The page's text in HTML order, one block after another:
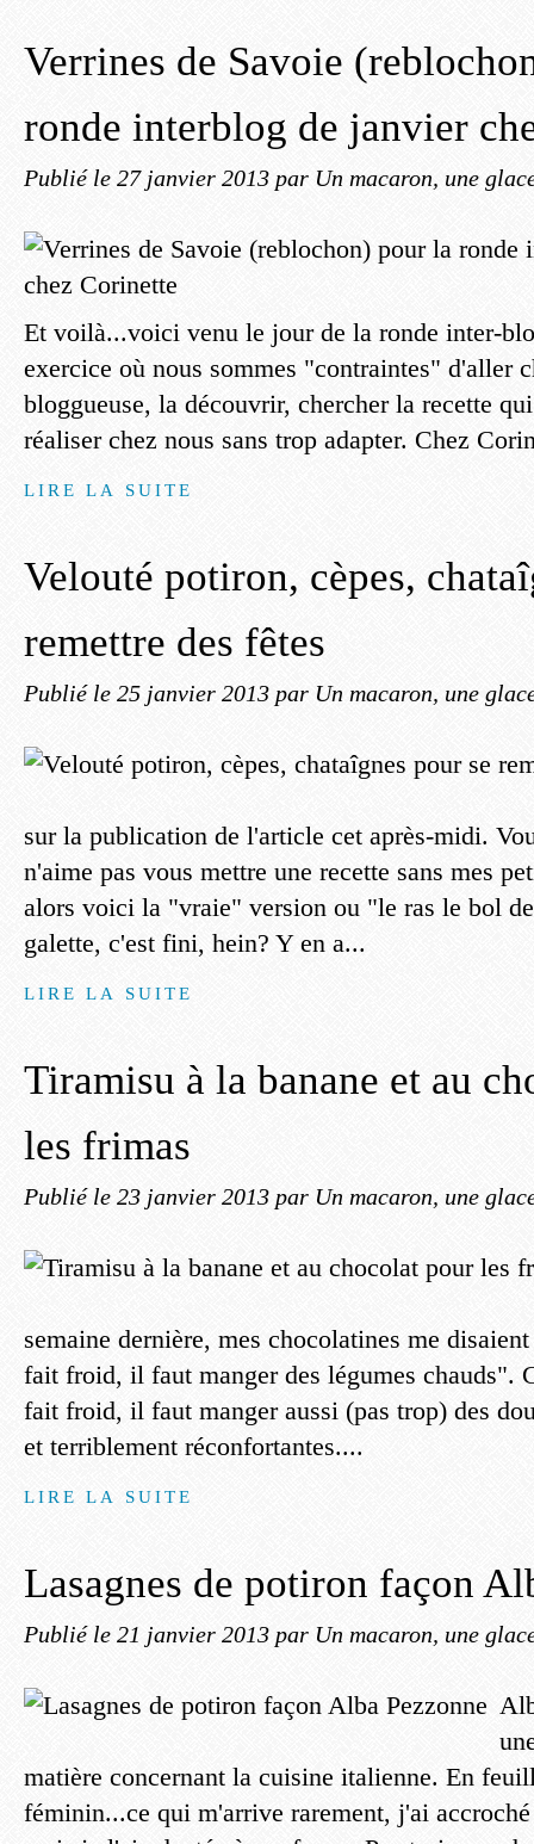
Verrines de Savoie
ronde interblog de janvier
Publié le 27 janvier 2013 par Un macaron, une
Et voilà...voici venu le jour de la ronde inter-
exercice où nous sommes "contraintes" d'aller
bloggueuse, la découvrir, chercher la recette
réaliser chez nous sans trop adapter. Chez
LIRE LA SUITE
Velouté potiron, cèpes,
remettre des fêtes
Publié le 25 janvier 2013 par Un macaron, une
sur la publication de l'article cet après-midi.
n'aime pas vous mettre une recette sans mes
alors voici la "vraie" version ou "le ras le bol
galette, c'est fini, hein? Y en a...
LIRE LA SUITE
Tiramisu à la banane et au
les frimas
Publié le 23 janvier 2013 par Un macaron, une
semaine dernière, mes chocolatines me
fait froid, il faut manger des légumes chauds".
fait froid, il faut manger aussi (pas trop) des
et terriblement réconfortantes....
LIRE LA SUITE
Lasagnes de potiron façon
Publié le 21 janvier 2013 par Un macaron, une
matière concernant la cuisine italienne. En
féminin...ce qui m'arrive rarement, j'ai